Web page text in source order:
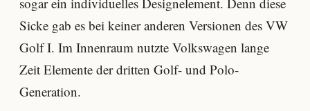
Sicke gab es bei keiner anderen Versionen des VW
Golf I. Im Innenraum nutzte Volkswagen lange
Zeit Elemente der dritten Golf- und Polo-
Generation.